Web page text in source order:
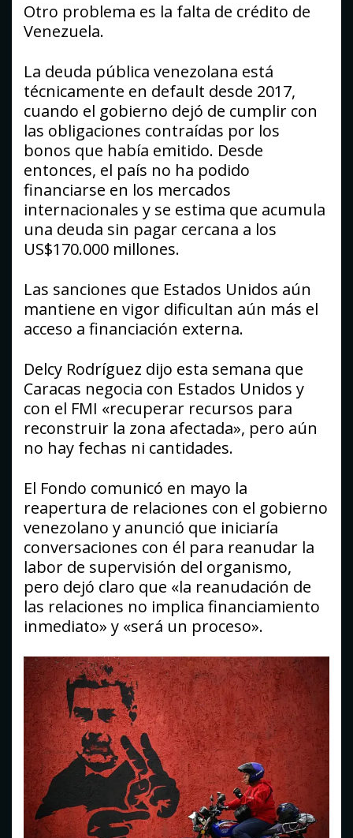
Otro problema es la falta de crédito de
Venezuela.
La deuda pública venezolana está
técnicamente en default desde 2017,
cuando el gobierno dejó de cumplir con
las obligaciones contraídas por los
bonos que había emitido. Desde
entonces, el país no ha podido
financiarse en los mercados
internacionales y se estima que acumula
una deuda sin pagar cercana a los
US$170.000 millones.
Las sanciones que Estados Unidos aún
mantiene en vigor dificultan aún más el
acceso a financiación externa.
Delcy Rodríguez dijo esta semana que
Caracas negocia con Estados Unidos y
con el FMI «recuperar recursos para
reconstruir la zona afectada», pero aún
no hay fechas ni cantidades.
El Fondo comunicó en mayo la
reapertura de relaciones con el gobierno
venezolano y anunció que iniciaría
conversaciones con él para reanudar la
labor de supervisión del organismo,
pero dejó claro que «la reanudación de
las relaciones no implica financiamiento
inmediato» y «será un proceso».